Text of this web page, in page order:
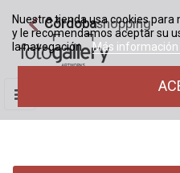
Córdobashopping
Navegación
de
palanca
☰
Nuestra tienda usa cookies
y le recomendamos aceptar su
la navegación. Más información